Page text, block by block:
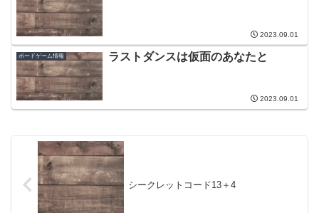
2023.09.01
ボードゲーム情報 ラストダンスは仮面のあなたと
2023.09.01
シークレットコード13＋4